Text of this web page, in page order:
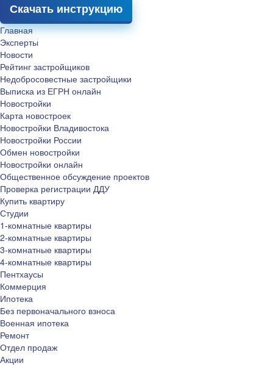
Скачать инструкцию
Главная
Эксперты
Новости
Рейтинг застройщиков
Недобросовестные застройщики
Выписка из ЕГРН онлайн
Новостройки
Карта новостроек
Новостройки Владивостока
Новостройки России
Обмен новостройки
Новостройки онлайн
Общественное обсуждение проектов
Проверка регистрации ДДУ
Купить квартиру
Студии
1-комнатные квартиры
2-комнатные квартиры
3-комнатные квартиры
4-комнатные квартиры
Пентхаусы
Коммерция
Ипотека
Без первоначального взноса
Военная ипотека
Ремонт
Отдел продаж
Акции